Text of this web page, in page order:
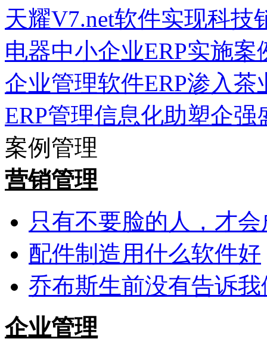
天耀V7.net软件实现科技
电器中小企业ERP实施案
企业管理软件ERP渗入茶
ERP管理信息化助塑企强
案例管理
营销管理
只有不要脸的人，才
配件制造用什么软件好
乔布斯生前没有告诉
企业管理